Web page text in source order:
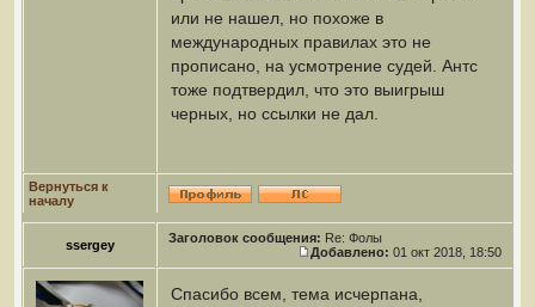
или не нашел, но похоже в
международных правилах это не
прописано, на усмотрение судей. Антс
тоже подтвердил, что это выигрыш
черных, но ссылки не дал.
Вернуться к
началу
ssergey Заголовок сообщения: Re: Фолы
Добавлено: 01 окт 2018, 18:50
Спасибо всем, тема исчерпана,